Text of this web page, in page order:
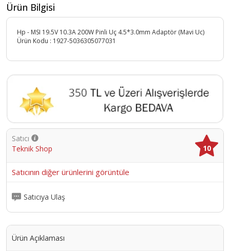
Ürün Bilgisi
Hp - MSI 19.5V 10.3A 200W Pinli Uç 4.5*3.0mm Adaptör (Mavi Uc)
Ürün Kodu : 1927-5036305077031
Satıcı
Teknik Shop
10
Satıcının diğer ürünlerini görüntüle
Satıcıya Ulaş
Ürün Açıklaması